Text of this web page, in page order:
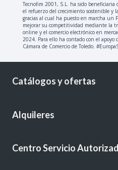
Tecnofim 2001, S.L. ha sido beneficiaria
el refuerzo del crecimiento sostenible y
gracias al cual ha puesto en marcha un
mejorar su competitividad mediante la
online y el comercio electrónico en
2024. Para ello ha contado con el apoyo
Cámara de Comercio de Toledo.
Catálogos y ofertas
Alquileres
Centro Servicio